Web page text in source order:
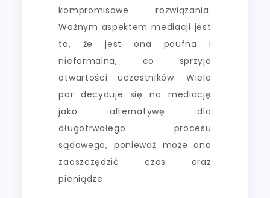
kompromisowe rozwiązania.
Ważnym aspektem mediacji jest
to, że jest ona poufna i
nieformalna, co sprzyja
otwartości uczestników. Wiele
par decyduje się na mediację
jako alternatywę dla
długotrwałego procesu
sądowego, ponieważ może ona
zaoszczędzić czas oraz
pieniądze.